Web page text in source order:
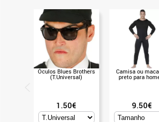
Óculos Blues Brothers
(T.Universal)
1.50€
Camisa ou
preto para
9.50€